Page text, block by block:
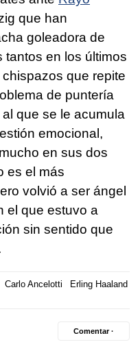
que han
goleadora de
tantos en los últimos
que repite
de puntería
al que se le acumula
emocional,
en sus dos
es el más
volvió a ser ángel
el que estuvo a
sin sentido que
Carlo Ancelotti
Erling Haaland
Comentar ·